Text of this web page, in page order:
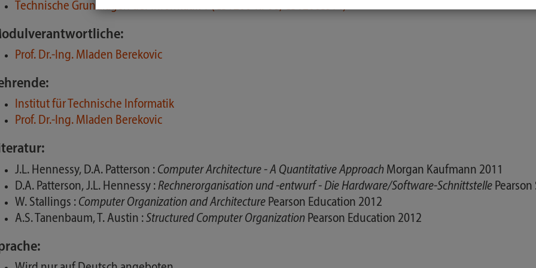
Technische Grundlagen der Informatik 1 (CS1200-KP06, CS1200SJ14)
Prof. Dr.-Ing. Mladen Berekovic
Institut für Technische Informatik
Prof. Dr.-Ing. Mladen Berekovic
J.L. Hennessy, D.A. Patterson : Computer Architecture - A Quantitative Approach Morgan Kaufmann 2011
D.A. Patterson, J.L. Hennessy :Rechnerorganisation und -entwurf - Die Hardware/Software-Schnittstelle
W. Stallings : Computer Organization and Architecture Pearson Education 2012
A.S. Tanenbaum, T. Austin :Structured Computer Organization Pearson Education 2012